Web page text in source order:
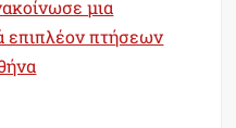
μια
επιπλέον πτήσεων